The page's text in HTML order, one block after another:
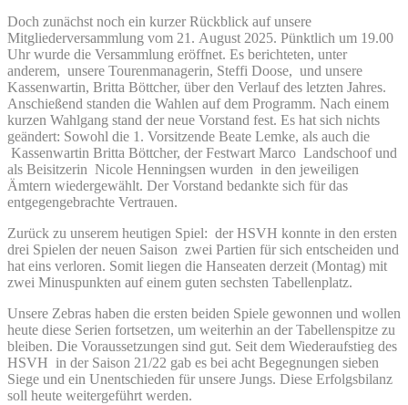
Doch zunächst noch ein kurzer Rückblick auf unsere
Mitgliederversammlung vom 21. August 2025. Pünktlich um 19.00
Uhr wurde die Versammlung eröffnet. Es berichteten, unter
anderem, unsere Tourenmanagerin, Steffi Doose, und unsere
Kassenwartin, Britta Böttcher, über den Verlauf des letzten Jahres.
Anschießend standen die Wahlen auf dem Programm. Nach einem
kurzen Wahlgang stand der neue Vorstand fest. Es hat sich nichts
geändert: Sowohl die 1. Vorsitzende Beate Lemke, als auch die
Kassenwartin Britta Böttcher, der Festwart Marco Landschoof und
als Beisitzerin Nicole Henningsen wurden in den jeweiligen
Ämtern wiedergewählt. Der Vorstand bedankte sich für das
entgegengebrachte Vertrauen.
Zurück zu unserem heutigen Spiel: der HSVH konnte in den ersten
drei Spielen der neuen Saison zwei Partien für sich entscheiden und
hat eins verloren. Somit liegen die Hanseaten derzeit (Montag) mit
zwei Minuspunkten auf einem guten sechsten Tabellenplatz.
Unsere Zebras haben die ersten beiden Spiele gewonnen und wollen
heute diese Serien fortsetzen, um weiterhin an der Tabellenspitze zu
bleiben. Die Voraussetzungen sind gut. Seit dem Wiederaufstieg des
HSVH in der Saison 21/22 gab es bei acht Begegnungen sieben
Siege und ein Unentschieden für unsere Jungs. Diese Erfolgsbilanz
soll heute weitergeführt werden.